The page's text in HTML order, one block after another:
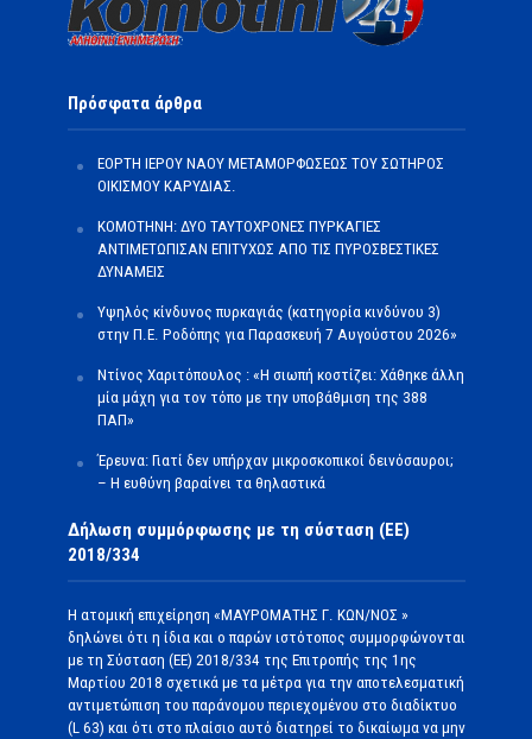
Πρόσφατα άρθρα
ΕΟΡΤΗ ΙΕΡΟΥ ΝΑΟΥ ΜΕΤΑΜΟΡΦΩΣΕΩΣ ΤΟΥ ΣΩΤΗΡΟΣ
ΟΙΚΙΣΜΟΥ ΚΑΡΥΔΙΑΣ.
ΚΟΜΟΤΗΝΗ: ΔΥΟ ΤΑΥΤΟΧΡΟΝΕΣ ΠΥΡΚΑΓΙΕΣ
ΑΝΤΙΜΕΤΩΠΙΣΑΝ ΕΠΙΤΥΧΩΣ ΑΠΟ ΤΙΣ ΠΥΡΟΣΒΕΣΤΙΚΕΣ
ΔΥΝΑΜΕΙΣ
Υψηλός κίνδυνος πυρκαγιάς (κατηγορία κινδύνου 3)
στην Π.Ε. Ροδόπης για Παρασκευή 7 Αυγούστου 2026»
Ντίνος Χαριτόπουλος : «Η σιωπή κοστίζει: Χάθηκε άλλη
μία μάχη για τον τόπο με την υποβάθμιση της 388
ΠΑΠ»
Έρευνα: Γιατί δεν υπήρχαν μικροσκοπικοί δεινόσαυροι;
– Η ευθύνη βαραίνει τα θηλαστικά
Δήλωση συμμόρφωσης με τη σύσταση (ΕΕ)
2018/334
Η ατομική επιχείρηση «ΜΑΥΡΟΜΑΤΗΣ Γ. ΚΩΝ/ΝΟΣ »
δηλώνει ότι η ίδια και ο παρών ιστότοπος συμμορφώνονται
με τη Σύσταση (ΕΕ) 2018/334 της Επιτροπής της 1ης
Μαρτίου 2018 σχετικά με τα μέτρα για την αποτελεσματική
αντιμετώπιση του παράνομου περιεχομένου στο διαδίκτυο
(L 63) και ότι στο πλαίσιο αυτό διατηρεί το δικαίωμα να μην